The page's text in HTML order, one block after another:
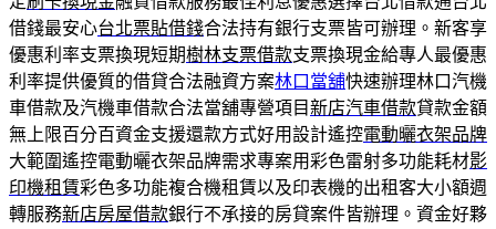
借錢最安心台北票貼借錢合法持有銀行支票皆可辦理。新客享
優惠利率支票換現短期樹林支票借款支票換現金給專人最優惠
利率提供優質的借貸合法融資方案林口當舖快速辦理林口汽機
車借款及汽機車借款合法當舖專營項目新店汽車借款貸款金額
無上限百分百資金支援還款方式好用設計遙控電動曬衣架品牌
大範圍遙控電動曬衣架品牌需求專案用彩色雷射多功能耗材影
印機租賃彩色多功能複合機租賃以及印表機的出租客大小額週
轉服務新店房屋借款銀行不承接的房貸案件皆辦理。資金好夥